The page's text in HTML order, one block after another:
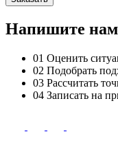
Напишите
01 Оценить
02 Подобрать
03 Рассчитать
04 Записать на